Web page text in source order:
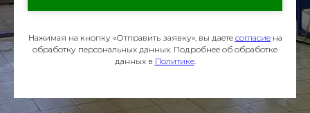
Нажимая на кнопку «Отправить заявку», вы даете согласиена
обработку персональных данных. Подробнее об обработке
данных в Политике.